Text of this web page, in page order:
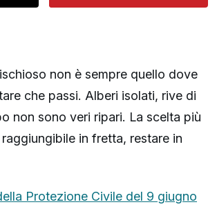
non è sempre quello dove
che passi. Alberi isolati, rive di
non sono veri ripari. La scelta più
in fretta, restare in
Protezione Civile del 9 giugno